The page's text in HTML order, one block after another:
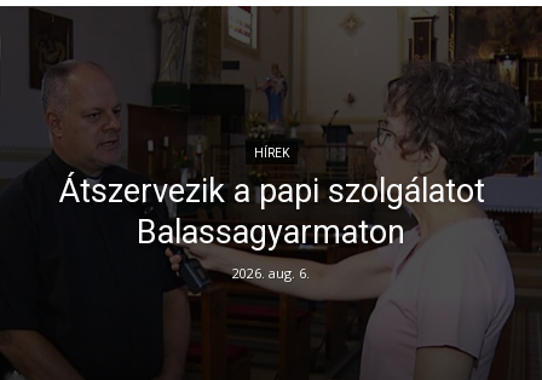
HÍREK
Átszervezik a papi szolgálatot
Balassagyarmaton
2026. aug. 6.